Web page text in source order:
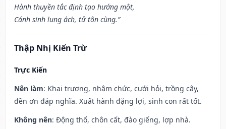
Hành thuyền tắc định tạo hướng một,
Cánh sinh lung ách, tử tôn cùng.”
Thập Nhị Kiến Trừ
Trực Kiến
Nên làm: Khai trương, nhậm chức, cưới hỏi, trồng cây,
đền ơn đáp nghĩa. Xuất hành đặng lợi, sinh con rất tốt.
Không nên: Động thổ, chôn cất, đào giếng, lợp nhà.